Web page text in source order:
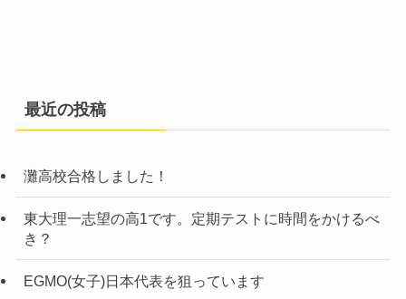
最近の投稿
灘高校合格しました！
東大理一志望の高1です。定期テストに時間をかけるべ
き？
EGMO(女子)日本代表を狙っています